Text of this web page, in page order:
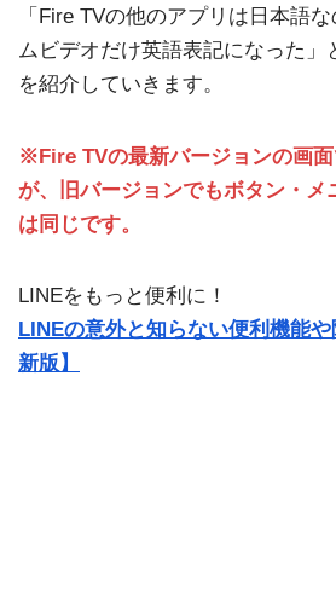
「Fire TVの他のアプリは日本語
ムビデオだけ英語表記になった」
を紹介していきます。
※Fire TVの最新バージョンの画
が、旧バージョンでもボタン・メ
は同じです。
LINEをもっと便利に！
LINEの意外と知らない便利機能
新版】